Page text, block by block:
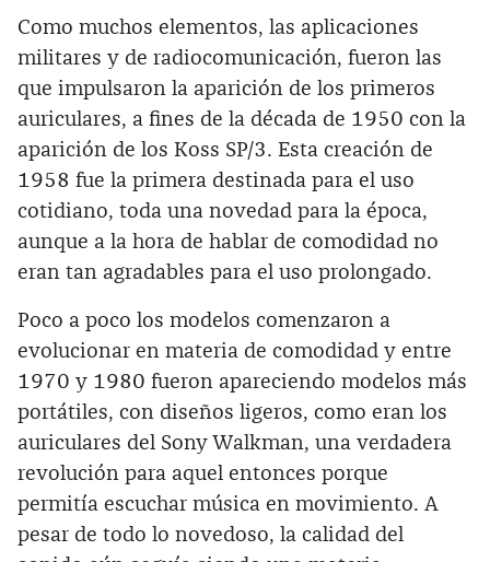
Como muchos elementos, las aplicaciones
militares y de radiocomunicación, fueron las
que impulsaron la aparición de los primeros
auriculares, a fines de la década de 1950 con la
aparición de los Koss SP/3. Esta creación de
1958 fue la primera destinada para el uso
cotidiano, toda una novedad para la época,
aunque a la hora de hablar de comodidad no
eran tan agradables para el uso prolongado.
Poco a poco los modelos comenzaron a
evolucionar en materia de comodidad y entre
1970 y 1980 fueron apareciendo modelos más
portátiles, con diseños ligeros, como eran los
auriculares del Sony Walkman, una verdadera
revolución para aquel entonces porque
permitía escuchar música en movimiento. A
pesar de todo lo novedoso, la calidad del